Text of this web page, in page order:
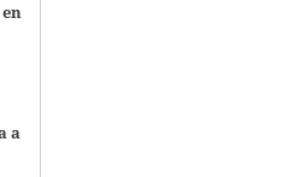
a